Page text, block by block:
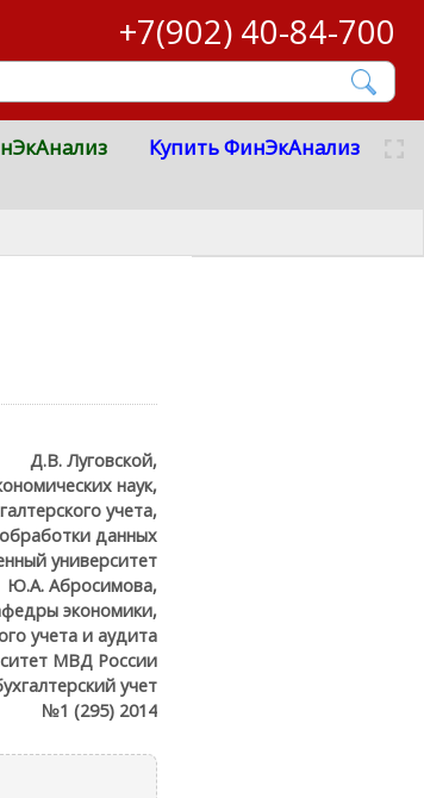
+7(902) 40-84-700
Купить ФинЭкАнализ
Д.В. Луговской,
наук,
учета,
данных
университет
Ю.А. Абросимова,
экономики,
учета и аудита
МВД России
учет
№1 (295) 2014